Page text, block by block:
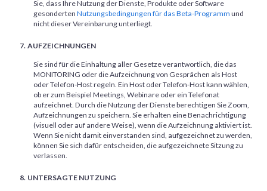
Sie, dass Ihre Nutzung der Dienste, Produkte oder Software
gesonderten Nutzungsbedingungen für das Beta-Programm und
nicht dieser Vereinbarung unterliegt.
AUFZEICHNUNGEN
Sie sind für die Einhaltung aller Gesetze verantwortlich, die das
MONITORING oder die Aufzeichnung von Gesprächen als Host
oder Telefon-Host regeln. Ein Host oder Telefon-Host kann wählen,
ob er zum Beispiel Meetings, Webinare oder ein Telefonat
aufzeichnet. Durch die Nutzung der Dienste berechtigen Sie Zoom,
Aufzeichnungen zu speichern. Sie erhalten eine Benachrichtigung
(visuell oder auf andere Weise), wenn die Aufzeichnung aktiviert ist.
Wenn Sie nicht damit einverstanden sind, aufgezeichnet zu werden,
können Sie sich dafür entscheiden, die aufgezeichnete Sitzung zu
verlassen.
UNTERSAGTE NUTZUNG